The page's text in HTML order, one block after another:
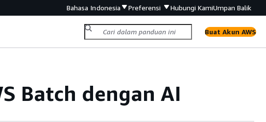
Bahasa Indonesia Preferensi Hubungi KamiUmpan Balik
Buat Akun AWS
Batch dengan AI